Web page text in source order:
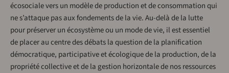
écosociale vers un modèle de production et de consommation qui
ne s’attaque pas aux fondements de la vie. Au-delà de la lutte
pour préserver un écosystème ou un mode de vie, il est essentiel
de placer au centre des débats la question de la planification
démocratique, participative et écologique de la production, de la
propriété collective et de la gestion horizontale de nos ressources